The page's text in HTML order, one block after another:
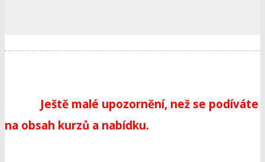
Ještě malé upozornění, než se podíváte
na obsah kurzů a nabídku.